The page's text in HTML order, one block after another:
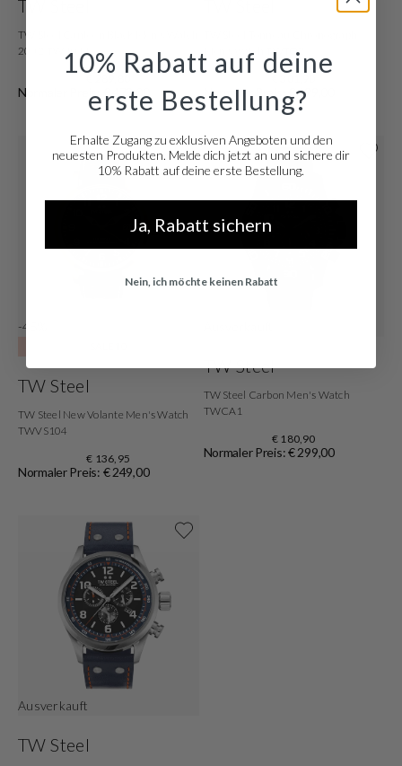
TW Steel
TW Steel Canteen Black Men's Watch
2002-TW1011
Normaler Preis: € 479,00
Men's watch TWTO2
Normaler Preis: € 499,00
-45%
TW Steel
TW Steel New Volante Men's Watch
TWVS104
€ 136,95
Normaler Preis: € 249,00
TW Steel
TW Steel Carbon Men's Watch
TWCA1
€ 180,90
Normaler Preis: € 299,00
Ausverkauft
TW Steel
10% Rabatt auf deine
erste Bestellung?
Erhalte Zugang zu exklusiven Angeboten und den
neuesten Produkten. Melde dich jetzt an und sichere dir
10% Rabatt auf deine erste Bestellung.
Ja, Rabatt sichern
Nein, ich möchte keinen Rabatt